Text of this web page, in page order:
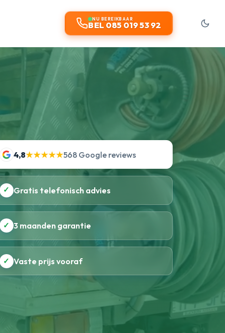
NU BEREIKBAAR
BEL 085 019 53 92
4,8★★★★★568 Google reviews
✓ Gratis telefonisch advies
✓ 3 maanden garantie
✓ Vaste prijs vooraf